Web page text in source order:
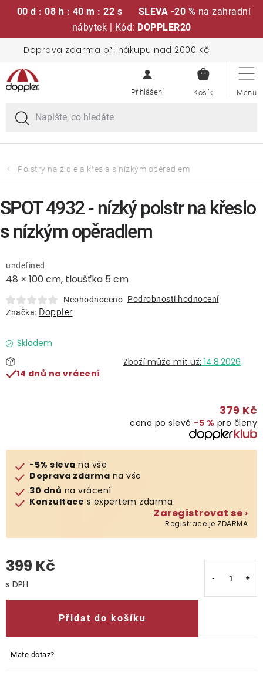
00 d : 08 h : 40 m : 21 s SLEVA -20 % na zahradní
nábytek | Kód: DOPPLER20
obsah
Doprava zdarma při nákupu nad 2000 Kč
KOŠÍK
Sedací soupravy
Slunečníky
Křesla a židle
Lavice a houpačky
Lehátka
Doplňky
Deštníky
Gastro produkty
Klub výhod
Polstry na židle a křesla s nízkým opěradlem
48 × 100 cm, tloušťka 5 cm
undefined
Neohodnoceno Podrobnosti hodnocení
Značka: Doppler
Skladem
14.8.2026
14 dnů na vrácení
379 Kč
cena po slevě −5 % pro členy
-5% sleva na vše
Doprava zdarma na vše
30 dnů na vrácení
Konzultace s expertem zdarma
Zaregistrovat se ›
Registrace je ZDARMA
399 Kč
Přidat do košíku
Mate dotaz?
SPOT 4932 - nízký polstr na křeslo
s nízkým opěradlem